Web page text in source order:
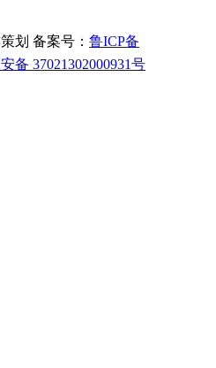
划 备案号： 鲁ICP备
备 37021302000931号